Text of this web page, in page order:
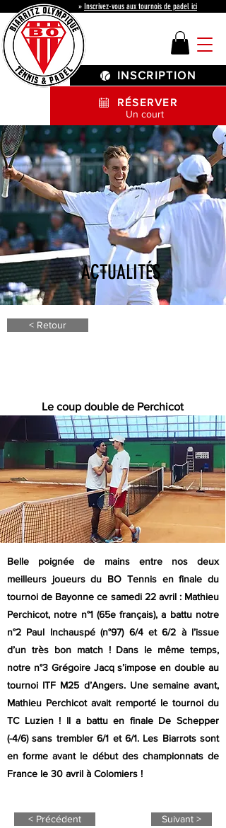
RÉSERVER
INSCRIPTION
Un court
» Inscrivez-vous aux tournois de padel ici
ACTUALITÉS
< Retour
Le coup double de Perchicot
Belle poignée de mains entre nos deux
meilleurs joueurs du BO Tennis en finale du
tournoi de Bayonne ce samedi 22 avril : Mathieu
Perchicot, notre n°1 (65e français), a battu notre
n°2 Paul Inchauspé (n°97) 6/4 et 6/2 à l’issue
d’un très bon match ! Dans le même temps,
notre n°3 Grégoire Jacq s’impose en double au
tournoi ITF M25 d’Angers. Une semaine avant,
Mathieu Perchicot avait remporté le tournoi du
TC Luzien ! Il a battu en finale De Schepper
(-4/6) sans trembler 6/1 et 6/1. Les Biarrots sont
en forme avant le début des championnats de
France le 30 avril à Colomiers !
< Précédent Suivant >